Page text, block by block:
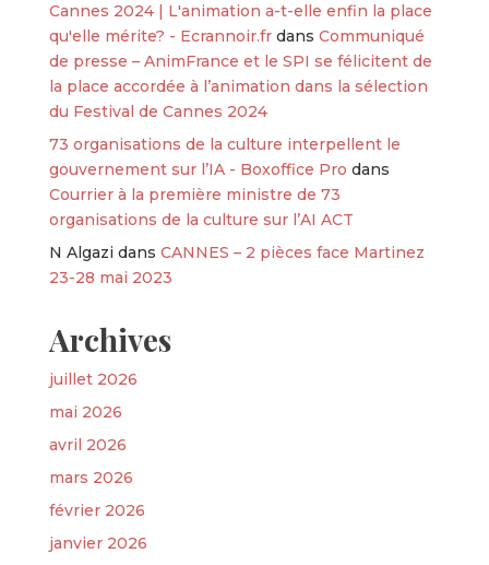
Cannes 2024 | L'animation a-t-elle enfin la place
qu'elle mérite? - Ecrannoir.frdans Communiqué
de presse – AnimFrance et le SPI se félicitent de
la place accordée à l’animation dans la sélection
du Festival de Cannes 2024
73 organisations de la culture interpellent le
gouvernement sur l’IA - Boxoffice Pro dans
Courrier à la première ministre de 73
organisations de la culture sur l’AI ACT
N Algazi dans CANNES – 2 pièces face Martinez
23-28 mai 2023
Archives
juillet 2026
mai 2026
avril 2026
mars 2026
février 2026
janvier 2026